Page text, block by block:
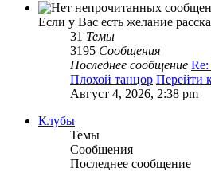
Если у Вас есть желание
31 Темы
3195 Сообщения
Последнее сообщение
Плохой танцор Перейти
Август 4, 2026, 2:38 pm
Клубы
Темы
Сообщения
Последнее сообщение